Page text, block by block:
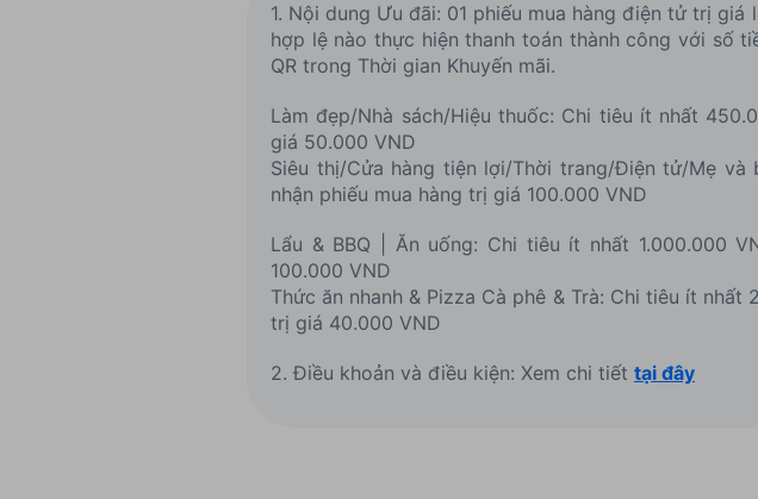
1. Nội dung Ưu đãi: 01 phiếu mua hàng điện tử trị
hợp lệ nào thực hiện thanh toán thành công với số
QR trong Thời gian Khuyến mãi.
Làm đẹp/Nhà sách/Hiệu thuốc: Chi tiêu ít nhất
giá 50.000 VND
Siêu thị/Cửa hàng tiện lợi/Thời trang/Điện tử/Mẹ
nhận phiếu mua hàng trị giá 100.000 VND
Lẩu & BBQ | Ăn uống: Chi tiêu ít nhất 1.000.000
100.000 VND
Thức ăn nhanh & Pizza Cà phê & Trà: Chi tiêu ít
trị giá 40.000 VND
2. Điều khoản và điều kiện: Xem chi tiết tại đây